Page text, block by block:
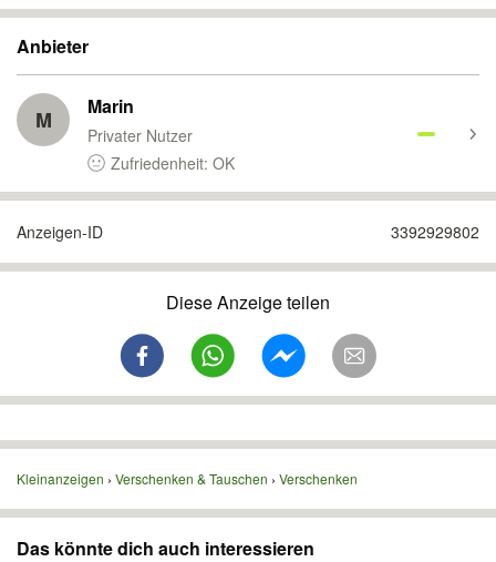
Anbieter
M Marin
Privater Nutzer
Zufriedenheit: OK
Anzeigen-ID 3392929802
Diese Anzeige teilen
Kleinanzeigen Verschenken & Tauschen Verschenken
Das könnte dich auch interessieren